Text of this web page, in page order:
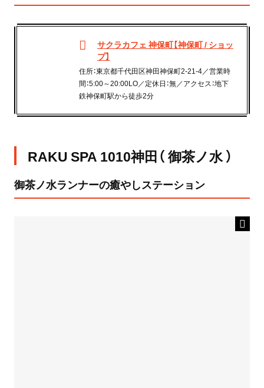
サクラカフェ 神保町【神保町 / ショッ
プ】
住所：東京都千代田区神田神保町2-21-4／営業時
間：5:00～20:00LO／定休日：無／アクセス：地下
鉄神保町駅から徒歩2分
RAKU SPA 1010神田（ 御茶ノ水 ）
御茶ノ水ランナーの癒やしステーション